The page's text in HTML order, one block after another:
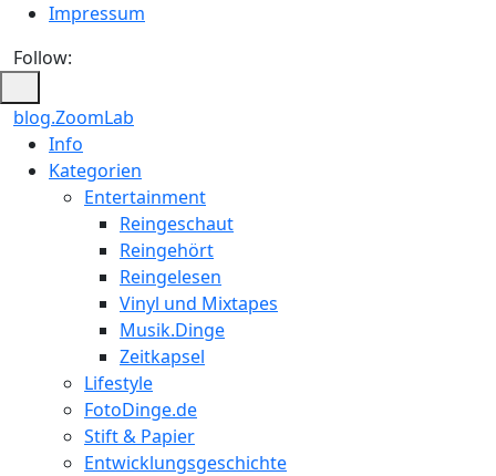
Impressum
Follow:
blog.ZoomLab
Info
Kategorien
Entertainment
Reingeschaut
Reingehört
Reingelesen
Vinyl und Mixtapes
Musik.Dinge
Zeitkapsel
Lifestyle
FotoDinge.de
Stift & Papier
Entwicklungsgeschichte